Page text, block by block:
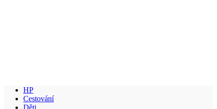
HP
Cestování